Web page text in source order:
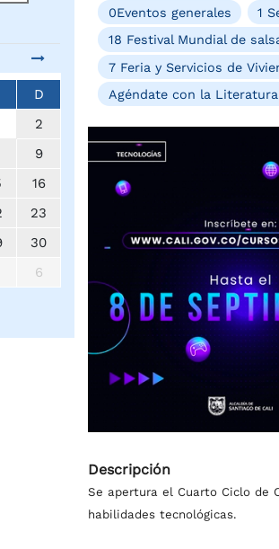
D
2
9
16
23
30
6
0Eventos generales
1
18 Festival Mundial de
7 Feria y Servicios de
Agéndate con la
Descripción
Se apertura el Cuarto Ciclo de
habilidades tecnológicas.